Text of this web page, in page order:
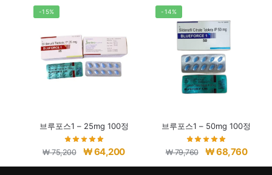
-15%
브루포스1 – 25mg 100정
₩75,200
원
래
₩64,200현
재
-14%
브루포스1 – 50mg 100정
₩79,760
원
래
₩68,760현
재